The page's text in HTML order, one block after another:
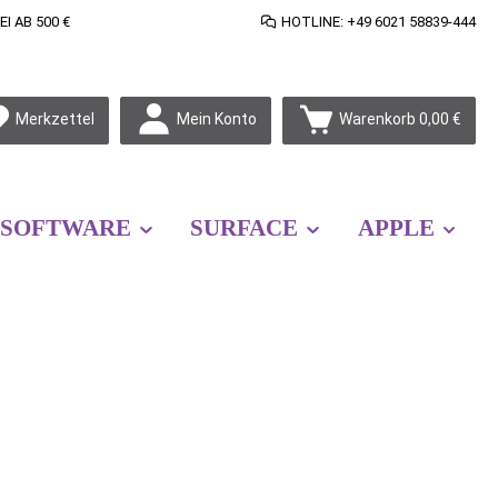
AB 500 € HOTLINE: +49 6021 58839-444
Merkzettel Mein Konto Warenkorb 0,00 €
SOFTWARE SURFACE APPLE